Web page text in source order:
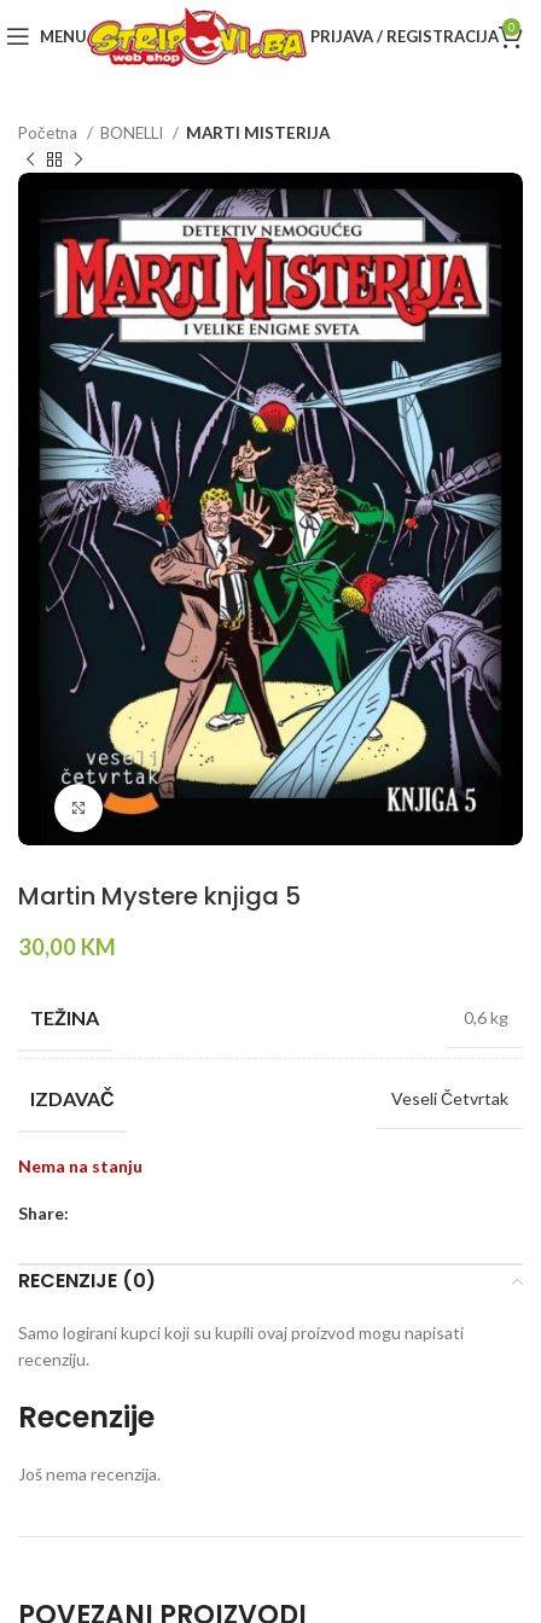
MENU PRIJAVA / REGISTRACIJA 0
Početna BONELLI MARTI MISTERIJA
Klikni da povečaš
Martin Mystere knjiga 5
30,00 KM
TEŽINA 0,6 kg
IZDAVAČ Veseli Četvrtak
Nema na stanju
Share:
RECENZIJE (0)
Recenzije
Još nema recenzija.
Samo logirani kupci koji su kupili ovaj proizvod mogu napisati
recenziju.